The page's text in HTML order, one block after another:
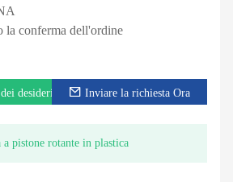
la conferma dell'ordine
desideri Inviare la richiesta Ora
a pistone rotante in plastica